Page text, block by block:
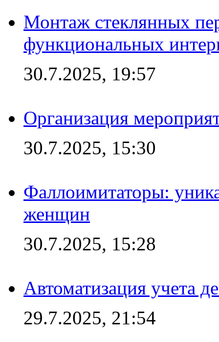
Монтаж стеклянных
функциональных
30.7.2025, 19:57
Организация
30.7.2025, 15:30
Фаллоимитаторы:
женщин
30.7.2025, 15:28
Автоматизация учета
29.7.2025, 21:54